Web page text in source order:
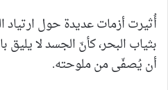
أُثيرت أزمات عديدة حول
بثياب البحر، كأنّ الجسد لا يليق
أن يُصفّى من ملوحته.